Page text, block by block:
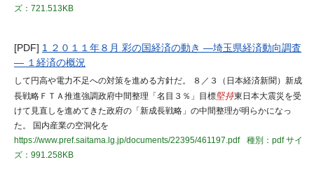
ズ：721.513KB
[PDF] 1 ２０１１年８月 彩の国経済の動き ―埼玉県経済動向調査
― １経済の概況
して円高や電力不足への対策を進める方針だ。 ８／３（日本経済新聞）新成
長戦略ＦＴＡ推進強調政府中間整理「名目３％」目標堅持東日本大震災を受
けて見直しを進めてきた政府の「新成長戦略」の中間整理が明らかになっ
た。 国内産業の空洞化を
https://www.pref.saitama.lg.jp/documents/22395/461197.pdf
種別：pdfサイ
ズ：991.258KB